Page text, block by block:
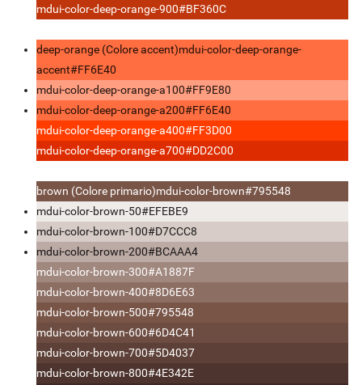
mdui-color-deep-orange-900#BF360C
deep-orange (Colore accent)mdui-color-deep-orange-
accent#FF6E40
mdui-color-deep-orange-a100#FF9E80
mdui-color-deep-orange-a200#FF6E40
mdui-color-deep-orange-a400#FF3D00
mdui-color-deep-orange-a700#DD2C00
brown (Colore primario)mdui-color-brown#795548
mdui-color-brown-50#EFEBE9
mdui-color-brown-100#D7CCC8
mdui-color-brown-200#BCAAA4
mdui-color-brown-300#A1887F
mdui-color-brown-400#8D6E63
mdui-color-brown-500#795548
mdui-color-brown-600#6D4C41
mdui-color-brown-700#5D4037
mdui-color-brown-800#4E342E